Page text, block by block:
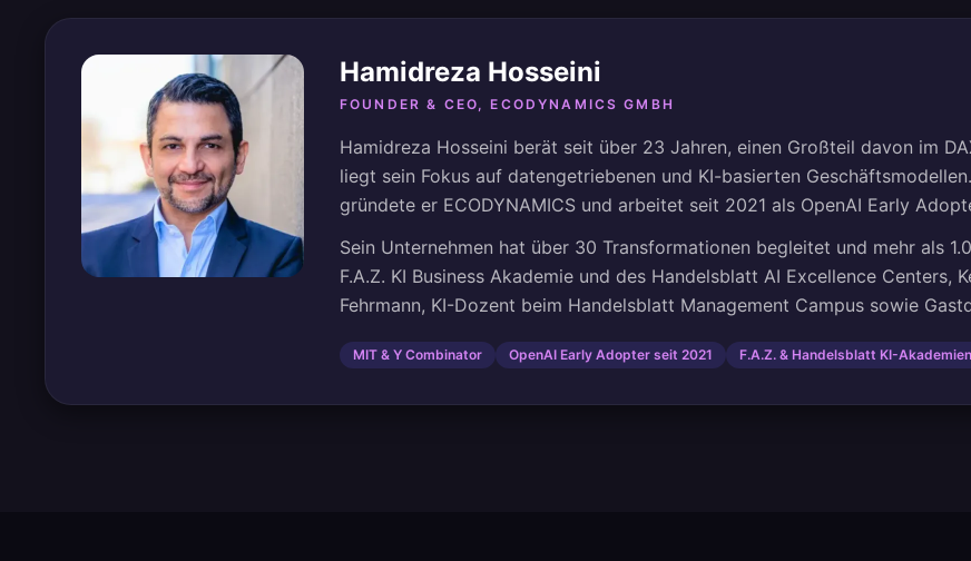
Hamidreza Hosseini
FOUNDER & CEO, ECODYNAMICS GMBH
Hamidreza Hosseini berät seit über 23 Jahren, einen Großteil davon im
liegt sein Fokus auf datengetriebenen und KI-basierten
gründete er ECODYNAMICS und arbeitet seit 2021 als OpenAI Early
Sein Unternehmen hat über 30 Transformationen begleitet und mehr als
F.A.Z. KI Business Akademie und des Handelsblatt AI Excellence Centers,
Fehrmann, KI-Dozent beim Handelsblatt Management Campus sowie
MIT & Y Combinator OpenAI Early Adopter seit 2021 F.A.Z. & Handelsblatt KI-Akademien